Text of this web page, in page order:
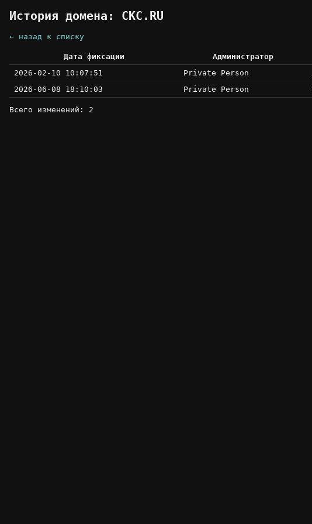
История домена: CKC.RU
← назад к списку
Дата фиксации Администратор
2026-02-10 10:07:51
Private Person
2026-06-08 18:10:03
Private Person
Всего изменений: 2